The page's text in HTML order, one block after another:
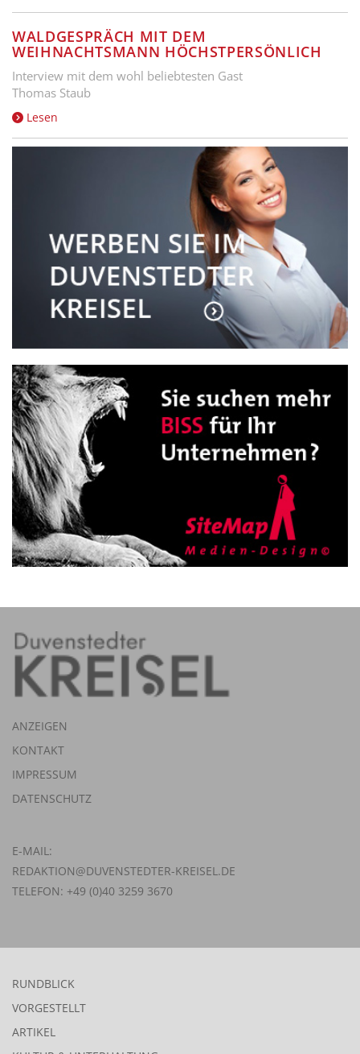
WALDGESPRÄCH MIT DEM
WEIHNACHTSMANN HÖCHSTPERSÖNLICH
Interview mit dem wohl beliebtesten Gast
Thomas Staub
Lesen
ANZEIGEN
KONTAKT
IMPRESSUM
DATENSCHUTZ
E-MAIL:
REDAKTION@DUVENSTEDTER-KREISEL.DE
TELEFON: +49 (0)40 3259 3670
RUNDBLICK
VORGESTELLT
ARTIKEL